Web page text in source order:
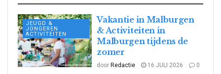
JEUGD &
JONGEREN
ACTIVITEITEN
Vakantie in Malburgen
& Activiteiten in
Malburgen tijdens de
zomer
door Redactie 16 JULI 2026 0